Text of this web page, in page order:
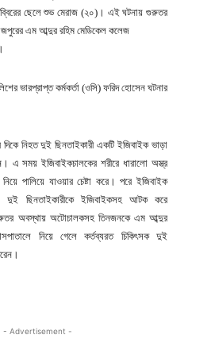
ছেলে শুভ মেরাজ (২০)। এই ঘটনায় গুরুতর
এম আব্দুর রহিম মেডিকেল কলেজ
ভারপ্রাপ্ত কর্মকর্তা (ওসি) ফরিদ হোসেন ঘটনার
দিকে নিহত দুই ছিনতাইকারী একটি ইজিবাইক ভাড়া
এ সময় ইজিবাইকচালকের শরীরে ধারালো অস্ত্র
পালিয়ে যাওয়ার চেষ্টা করে। পরে ইজিবাইক
দুই ছিনতাইকারীকে ইজিবাইকসহ আটক করে
অবস্থায় অটোচালকসহ তিনজনকে এম আব্দুর
নিয়ে গেলে কর্তব্যরত চিকিৎসক দুই
- Advertisement -